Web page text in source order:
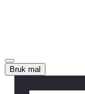
Bruk mal